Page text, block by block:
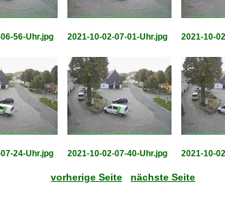
56-Uhr.jpg 2021-10-02-07-01-Uhr.jpg 2021-10-
24-Uhr.jpg 2021-10-02-07-40-Uhr.jpg 2021-10-
vorherige Seite nächste Seite